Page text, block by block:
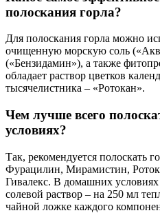
полоскания горла?
Для полоскания горла можно
очищенную морскую соль
(«Бензидамин»), а также
обладает раствор цветков
тысячелистника – «Ротокан».
Чем лучше всего
условиях?
Так, рекомендуется полоскать
Фурацилин, Мирамистин,
Гивалекс. В домашних
солевой раствор – на 250 мл
чайной ложке каждого